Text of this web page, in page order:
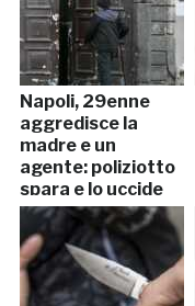
Napoli, 29enne
aggredisce la
madre e un
agente: poliziotto
spara e lo uccide